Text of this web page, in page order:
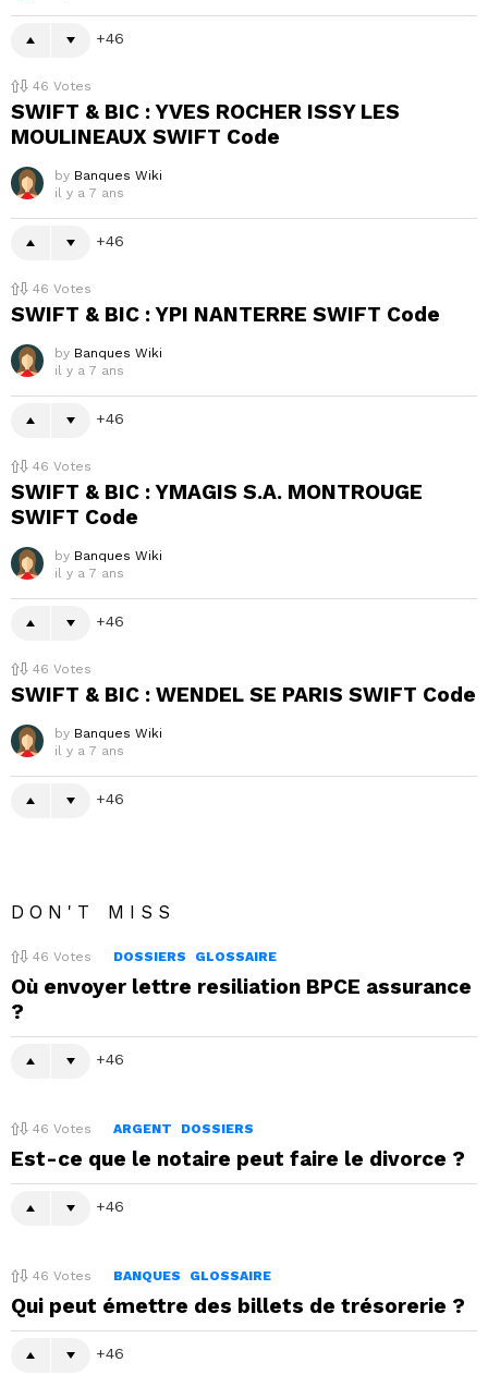
46
46 Votes
SWIFT & BIC : YVES ROCHER ISSY LES
MOULINEAUX SWIFT Code
by Banques Wiki
il y a 7 ans
46
46 Votes
SWIFT & BIC : YPI NANTERRE SWIFT Code
by Banques Wiki
il y a 7 ans
46
46 Votes
SWIFT & BIC : YMAGIS S.A. MONTROUGE
SWIFT Code
by Banques Wiki
il y a 7 ans
46
46 Votes
SWIFT & BIC : WENDEL SE PARIS SWIFT Code
by Banques Wiki
il y a 7 ans
46
DON'T MISS
46 Votes DOSSIERS GLOSSAIRE
Où envoyer lettre resiliation BPCE assurance
?
46
46 Votes ARGENT DOSSIERS
Est-ce que le notaire peut faire le divorce ?
46
46 Votes BANQUES GLOSSAIRE
Qui peut émettre des billets de trésorerie ?
46